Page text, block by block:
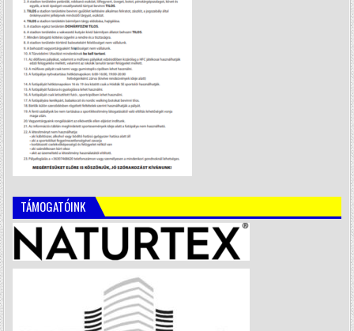
TÁMOGATÓINK